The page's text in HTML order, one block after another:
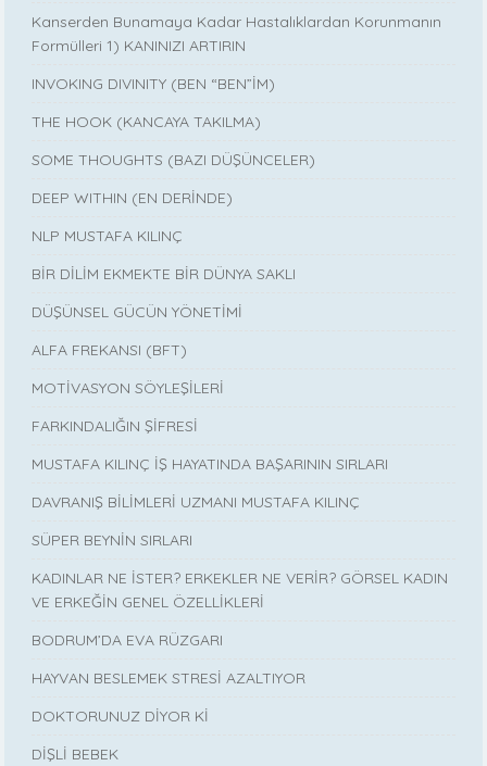
Kanserden Bunamaya Kadar Hastalıklardan Korunmanın
Formülleri 1) KANINIZI ARTIRIN
INVOKING DIVINITY (BEN “BEN”İM)
THE HOOK (KANCAYA TAKILMA)
SOME THOUGHTS (BAZI DÜŞÜNCELER)
DEEP WITHIN (EN DERİNDE)
NLP MUSTAFA KILINÇ
BİR DİLİM EKMEKTE BİR DÜNYA SAKLI
DÜŞÜNSEL GÜCÜN YÖNETİMİ
ALFA FREKANSI (BFT)
MOTİVASYON SÖYLEŞİLERİ
FARKINDALIĞIN ŞİFRESİ
MUSTAFA KILINÇ İŞ HAYATINDA BAŞARININ SIRLARI
DAVRANIŞ BİLİMLERİ UZMANI MUSTAFA KILINÇ
SÜPER BEYNİN SIRLARI
KADINLAR NE İSTER? ERKEKLER NE VERİR? GÖRSEL KADIN
VE ERKEĞİN GENEL ÖZELLİKLERİ
BODRUM’DA EVA RÜZGARI
HAYVAN BESLEMEK STRESİ AZALTIYOR
DOKTORUNUZ DİYOR Kİ
DİŞLİ BEBEK